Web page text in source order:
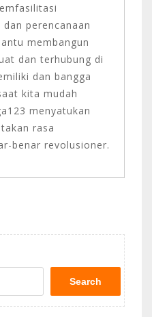
perencanaan
membangun
dan terhubung di
dan bangga
kita mudah
menyatukan
rasa
benar revolusioner.
Search